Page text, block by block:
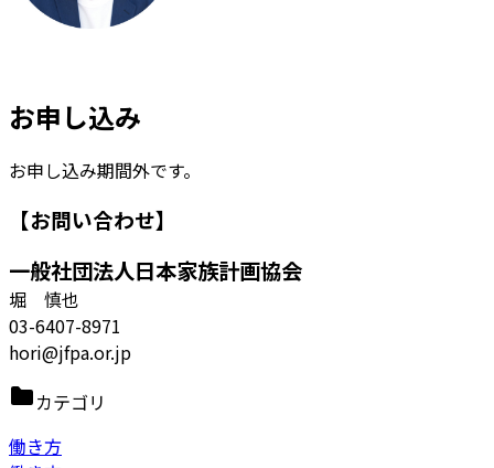
お申し込み
お申し込み期間外です。
【お問い合わせ】
一般社団法人日本家族計画協会
堀 慎也
03-6407-8971
hori@jfpa.or.jp
カテゴリ
働き方